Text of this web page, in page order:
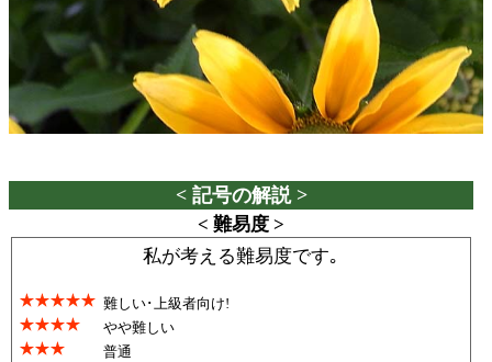
< 記号の解説 >
< 難易度 >
私が考える難易度です｡
難しい･上級者向け!
やや難しい
普通